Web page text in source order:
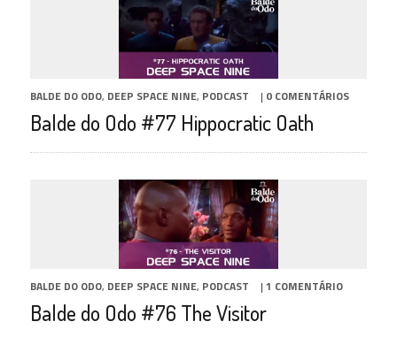
BALDE DO ODO, DEEP SPACE NINE, PODCAST | 0 COMENTÁRIOS
Balde do Odo #77 Hippocratic Oath
BALDE DO ODO, DEEP SPACE NINE, PODCAST | 1 COMENTÁRIO
Balde do Odo #76 The Visitor